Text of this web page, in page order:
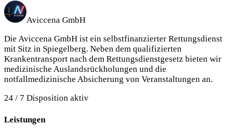
Aviccena GmbH
Die Aviccena GmbH ist ein selbstfinanzierter Rettungsdienst
mit Sitz in Spiegelberg. Neben dem qualifizierten
Krankentransport nach dem Rettungsdienstgesetz bieten wir
medizinische Auslandsrückholungen und die
notfallmedizinische Absicherung von Veranstaltungen an.
24 / 7 Disposition aktiv
Leistungen